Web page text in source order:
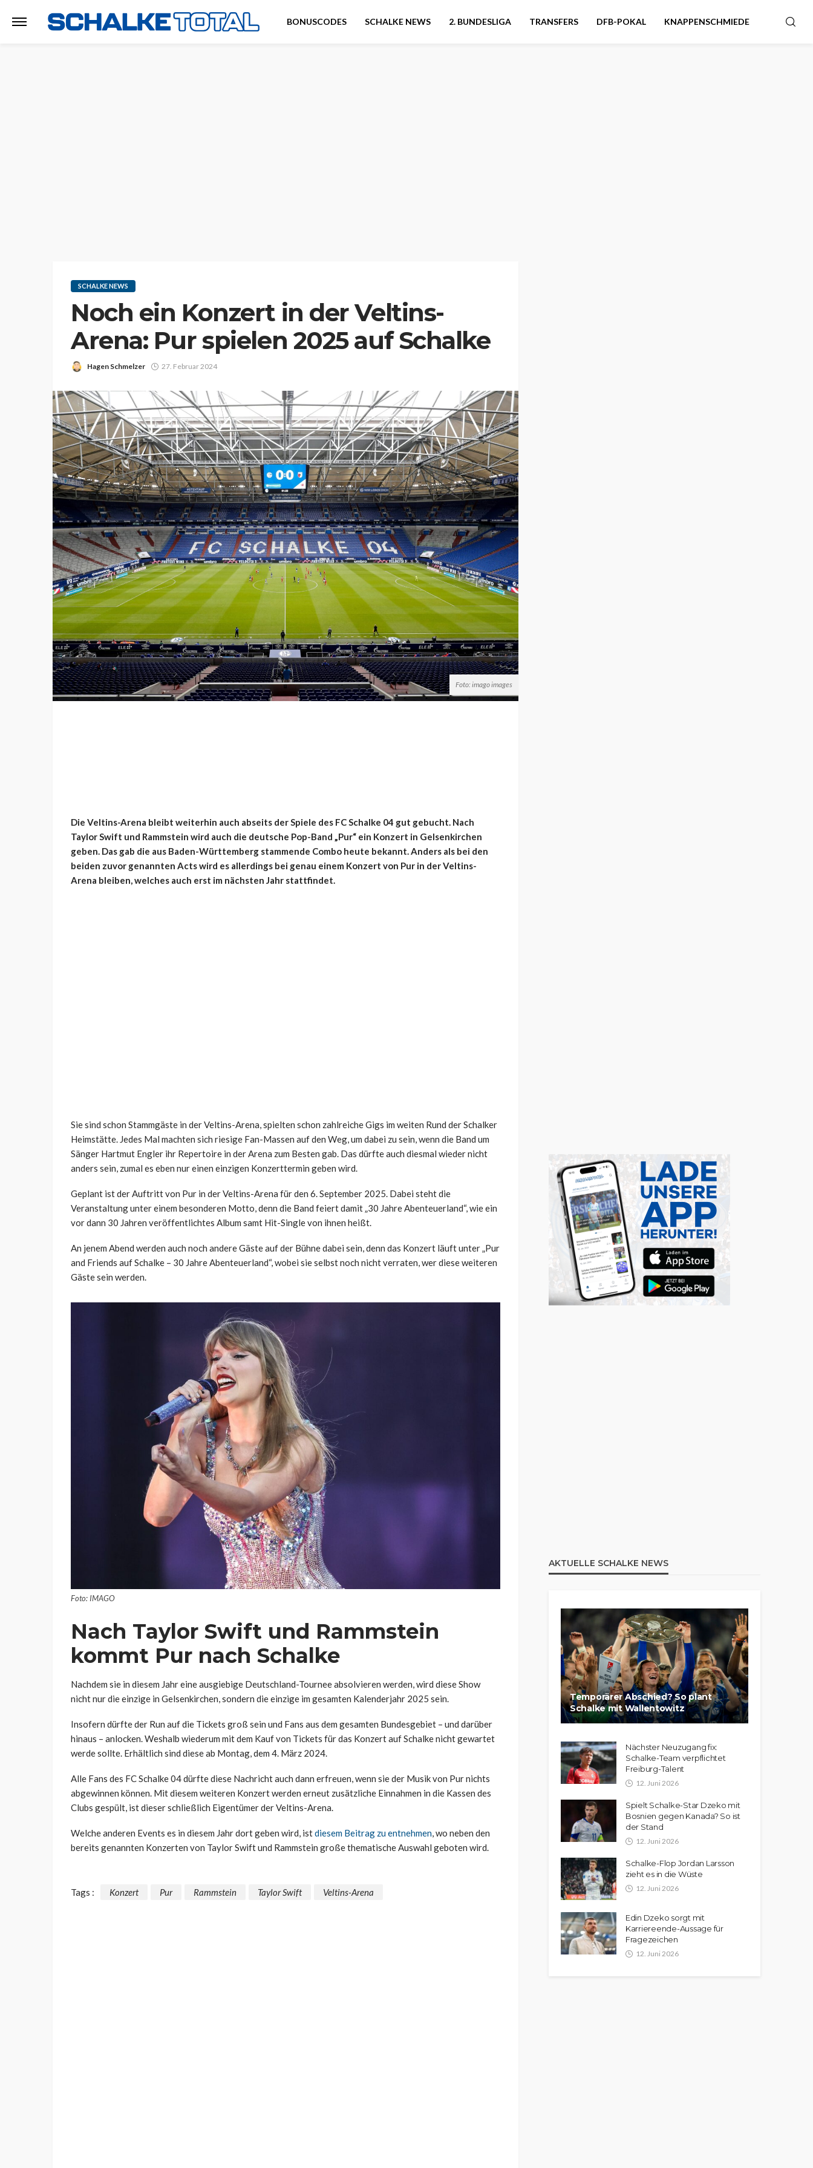
BONUSCODES SCHALKE NEWS 2. BUNDESLIGA TRANSFERS DFB-POKAL KNAPPENSCHMIEDE
SCHALKE NEWS
Noch ein Konzert in der Veltins-
Arena: Pur spielen 2025 auf Schalke
Hagen Schmelzer 27. Februar 2024
Foto: imago images
Die Veltins-Arena bleibt weiterhin auch abseits der Spiele des FC Schalke 04 gut gebucht. Nach
Taylor Swift und Rammstein wird auch die deutsche Pop-Band „Pur“ ein Konzert in Gelsenkirchen
geben. Das gab die aus Baden-Württemberg stammende Combo heute bekannt. Anders als bei den
beiden zuvor genannten Acts wird es allerdings bei genau einem Konzert von Pur in der Veltins-
Arena bleiben, welches auch erst im nächsten Jahr stattfindet.
Sie sind schon Stammgäste in der Veltins-Arena, spielten schon zahlreiche Gigs im weiten Rund der Schalker
Heimstätte. Jedes Mal machten sich riesige Fan-Massen auf den Weg, um dabei zu sein, wenn die Band um
Sänger Hartmut Engler ihr Repertoire in der Arena zum Besten gab. Das dürfte auch diesmal wieder nicht
anders sein, zumal es eben nur einen einzigen Konzerttermin geben wird.
Geplant ist der Auftritt von Pur in der Veltins-Arena für den 6. September 2025. Dabei steht die
Veranstaltung unter einem besonderen Motto, denn die Band feiert damit „30 Jahre Abenteuerland“, wie ein
vor dann 30 Jahren veröffentlichtes Album samt Hit-Single von ihnen heißt.
An jenem Abend werden auch noch andere Gäste auf der Bühne dabei sein, denn das Konzert läuft unter „Pur
and Friends auf Schalke – 30 Jahre Abenteuerland“, wobei sie selbst noch nicht verraten, wer diese weiteren
Gäste sein werden.
Foto: IMAGO
Nach Taylor Swift und Rammstein
kommt Pur nach Schalke
Nachdem sie in diesem Jahr eine ausgiebige Deutschland-Tournee absolvieren werden, wird diese Show
nicht nur die einzige in Gelsenkirchen, sondern die einzige im gesamten Kalenderjahr 2025 sein.
Insofern dürfte der Run auf die Tickets groß sein und Fans aus dem gesamten Bundesgebiet – und darüber
hinaus – anlocken. Weshalb wiederum mit dem Kauf von Tickets für das Konzert auf Schalke nicht gewartet
werde sollte. Erhältlich sind diese ab Montag, dem 4. März 2024.
Alle Fans des FC Schalke 04 dürfte diese Nachricht auch dann erfreuen, wenn sie der Musik von Pur nichts
abgewinnen können. Mit diesem weiteren Konzert werden erneut zusätzliche Einnahmen in die Kassen des
Clubs gespült, ist dieser schließlich Eigentümer der Veltins-Arena.
Welche anderen Events es in diesem Jahr dort geben wird, istdiesem Beitrag zu entnehmen, wo neben den
bereits genannten Konzerten von Taylor Swift und Rammstein große thematische Auswahl geboten wird.
Tags : Konzert Pur Rammstein Taylor Swift Veltins-Arena
AKTUELLE SCHALKE NEWS
Temporärer Abschied? So plant
Schalke mit Wallentowitz
Nächster Neuzugang fix:
Schalke-Team verpflichtet
Freiburg-Talent
12. Juni 2026
Spielt Schalke-Star Dzeko mit
Bosnien gegen Kanada? So ist
der Stand
12. Juni 2026
Schalke-Flop Jordan Larsson
zieht es in die Wüste
12. Juni 2026
Edin Dzeko sorgt mit
Karriereende-Aussage für
Fragezeichen
12. Juni 2026